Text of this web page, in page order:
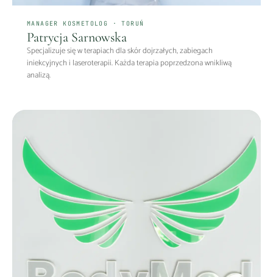
MANAGER KOSMETOLOG · TORUŃ
Patrycja Sarnowska
Specjalizuje się w terapiach dla skór dojrzałych, zabiegach
iniekcyjnych i laseroterapii. Każda terapia poprzedzona wnikliwą
analizą.